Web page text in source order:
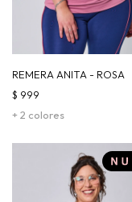
REMERA ANITA - ROSA
+ 2 colores
$ 999